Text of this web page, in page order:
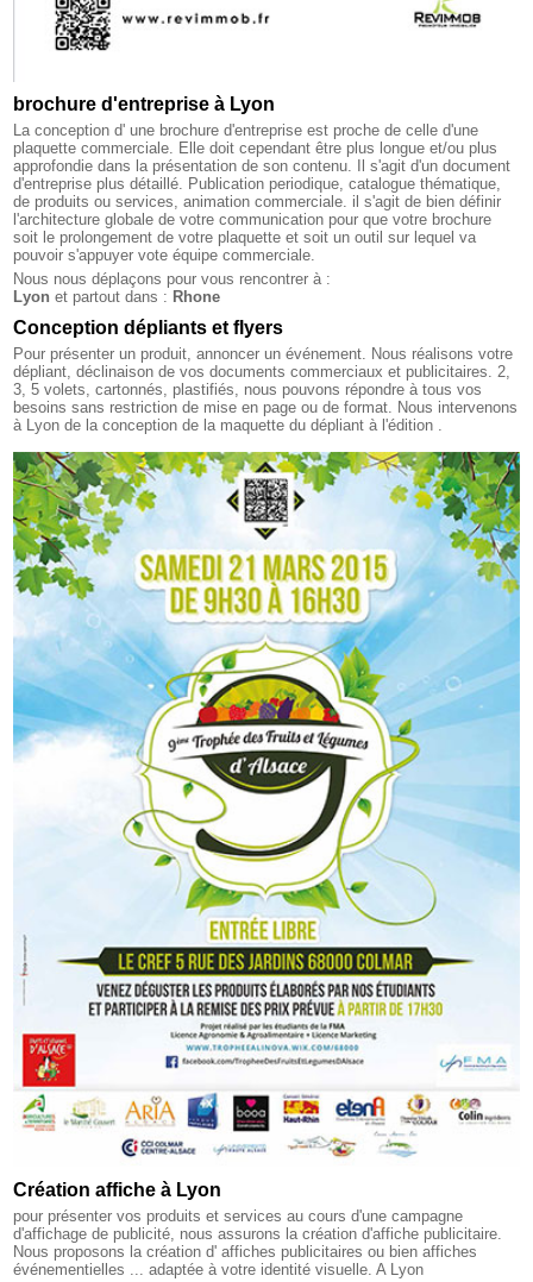
brochure d'entreprise à Lyon
La conception d' une brochure d'entreprise est proche de celle d'une
plaquette commerciale. Elle doit cependant être plus longue et/ou plus
approfondie dans la présentation de son contenu. Il s'agit d'un document
d'entreprise plus détaillé. Publication periodique, catalogue thématique,
de produits ou services, animation commerciale. il s'agit de bien définir
l'architecture globale de votre communication pour que votre brochure
soit le prolongement de votre plaquette et soit un outil sur lequel va
pouvoir s'appuyer vote équipe commerciale.
Nous nous déplaçons pour vous rencontrer à :
Lyon et partout dans : Rhone
Conception dépliants et flyers
Pour présenter un produit, annoncer un événement. Nous réalisons votre
dépliant, déclinaison de vos documents commerciaux et publicitaires. 2,
3, 5 volets, cartonnés, plastifiés, nous pouvons répondre à tous vos
besoins sans restriction de mise en page ou de format. Nous intervenons
à Lyon de la conception de la maquette du dépliant à l'édition .
Création affiche à Lyon
pour présenter vos produits et services au cours d'une campagne
d'affichage de publicité, nous assurons la création d'affiche publicitaire.
Nous proposons la création d' affiches publicitaires ou bien affiches
événementielles ... adaptée à votre identité visuelle. A Lyon